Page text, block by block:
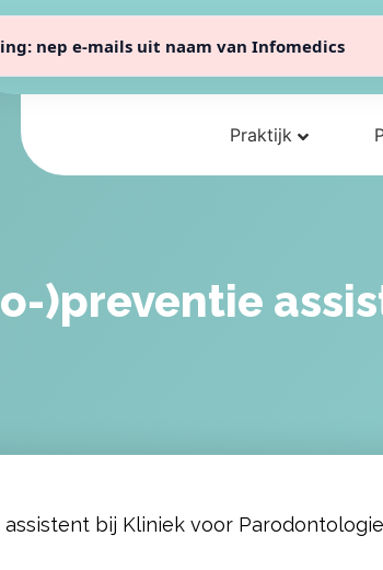
nep e-mails uit naam van Infomedics
040-2230444
Praktijk
)preventie
bij Kliniek voor